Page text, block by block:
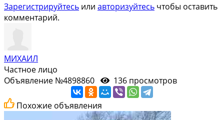
Зарегистрируйтесь или авторизуйтесь чтобы оставить
комментарий.
МИХАИЛ
Частное лицо
Объявление №4898860
136 просмотров
Похожие объявления